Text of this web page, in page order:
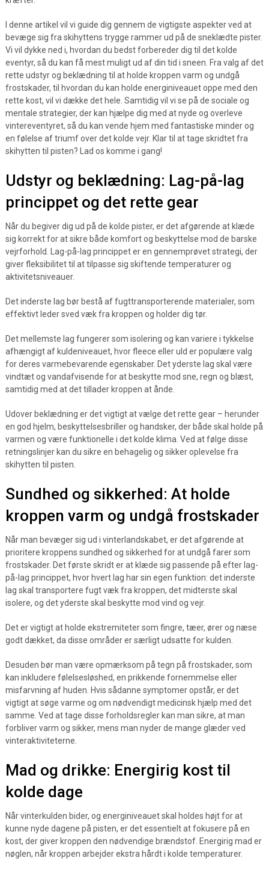
I denne artikel vil vi guide dig gennem de vigtigste aspekter ved at
bevæge sig fra skihyttens trygge rammer ud på de sneklædte pister.
Vi vil dykke ned i, hvordan du bedst forbereder dig til det kolde
eventyr, så du kan få mest muligt ud af din tid i sneen. Fra valg af det
rette udstyr og beklædning til at holde kroppen varm og undgå
frostskader, til hvordan du kan holde energiniveauet oppe med den
rette kost, vil vi dække det hele. Samtidig vil vi se på de sociale og
mentale strategier, der kan hjælpe dig med at nyde og overleve
vintereventyret, så du kan vende hjem med fantastiske minder og
en følelse af triumf over det kolde vejr. Klar til at tage skridtet fra
skihytten til pisten? Lad os komme i gang!
Udstyr og beklædning: Lag-på-lag
princippet og det rette gear
Når du begiver dig ud på de kolde pister, er det afgørende at klæde
sig korrekt for at sikre både komfort og beskyttelse mod de barske
vejrforhold. Lag-på-lag princippet er en gennemprøvet strategi, der
giver fleksibilitet til at tilpasse sig skiftende temperaturer og
aktivitetsniveauer.
Det inderste lag bør bestå af fugttransporterende materialer, som
effektivt leder sved væk fra kroppen og holder dig tør.
Det mellemste lag fungerer som isolering og kan variere i tykkelse
afhængigt af kuldeniveauet, hvor fleece eller uld er populære valg
for deres varmebevarende egenskaber. Det yderste lag skal være
vindtæt og vandafvisende for at beskytte mod sne, regn og blæst,
samtidig med at det tillader kroppen at ånde.
Udover beklædning er det vigtigt at vælge det rette gear – herunder
en god hjelm, beskyttelsesbriller og handsker, der både skal holde på
varmen og være funktionelle i det kolde klima. Ved at følge disse
retningslinjer kan du sikre en behagelig og sikker oplevelse fra
skihytten til pisten.
Sundhed og sikkerhed: At holde
kroppen varm og undgå frostskader
Når man bevæger sig ud i vinterlandskabet, er det afgørende at
prioritere kroppens sundhed og sikkerhed for at undgå farer som
frostskader. Det første skridt er at klæde sig passende på efter lag-
på-lag princippet, hvor hvert lag har sin egen funktion: det inderste
lag skal transportere fugt væk fra kroppen, det midterste skal
isolere, og det yderste skal beskytte mod vind og vejr.
Det er vigtigt at holde ekstremiteter som fingre, tæer, ører og næse
godt dækket, da disse områder er særligt udsatte for kulden.
Desuden bør man være opmærksom på tegn på frostskader, som
kan inkludere følelsesløshed, en prikkende fornemmelse eller
misfarvning af huden. Hvis sådanne symptomer opstår, er det
vigtigt at søge varme og om nødvendigt medicinsk hjælp med det
samme. Ved at tage disse forholdsregler kan man sikre, at man
forbliver varm og sikker, mens man nyder de mange glæder ved
vinteraktiviteterne.
Mad og drikke: Energirig kost til
kolde dage
Når vinterkulden bider, og energiniveauet skal holdes højt for at
kunne nyde dagene på pisten, er det essentielt at fokusere på en
kost, der giver kroppen den nødvendige brændstof. Energirig mad er
nøglen, når kroppen arbejder ekstra hårdt i kolde temperaturer.